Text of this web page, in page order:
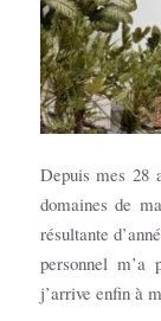
Depuis mes 28
domaines de
résultante
personnel m’a
j’arrive enfin à